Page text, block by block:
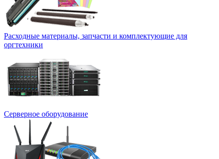
Расходные материалы, запчасти и комплектующие для
оргтехники
Серверное оборудование